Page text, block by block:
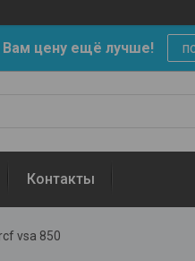
цену ещё лучше!
Контакты
vsa 850